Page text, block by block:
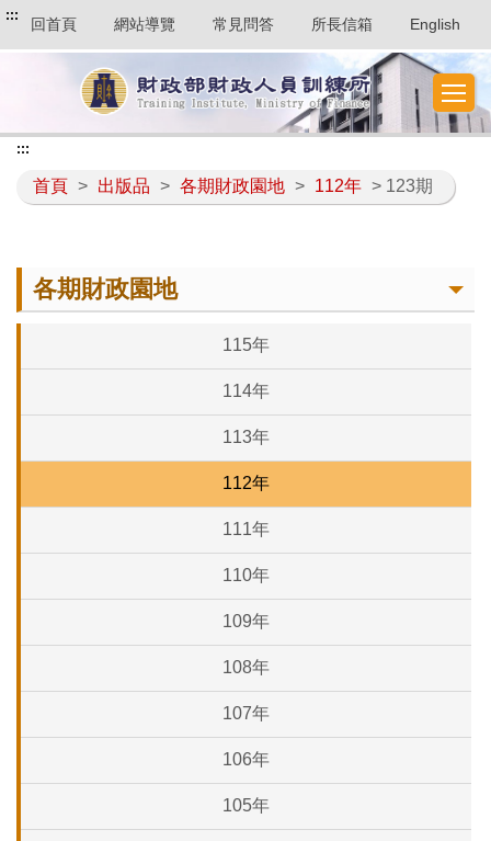
::: 回首頁 網站導覽 常見問答 所長信箱 English
首頁 > 出版品 > 各期財政園地 > 112年 > 123期
:::
各期財政園地
115年
114年
113年
112年
111年
110年
109年
108年
107年
106年
105年